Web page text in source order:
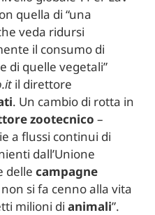
quella di “una
veda ridursi
il consumo di
di quelle vegetali”
il direttore
. Un cambio di rotta in
zootecnico –
a flussi continui di
dall’Unione
delle campagne
si fa cenno alla vita
milioni di animali”.